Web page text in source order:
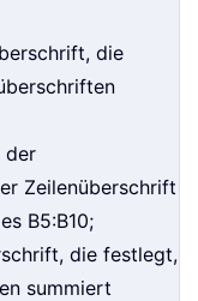
die
der
Zeilenüberschrift
B5:B10;
die festlegt,
summiert